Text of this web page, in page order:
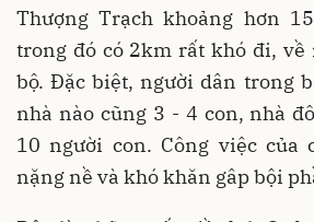
Thượng Trạch khoảng hơn
trong đó có 2km rất khó đi, về
bộ. Đặc biệt, người dân trong
nhà nào cũng 3 - 4 con, nhà
10 người con. Công việc của
nặng nề và khó khăn gâp bội